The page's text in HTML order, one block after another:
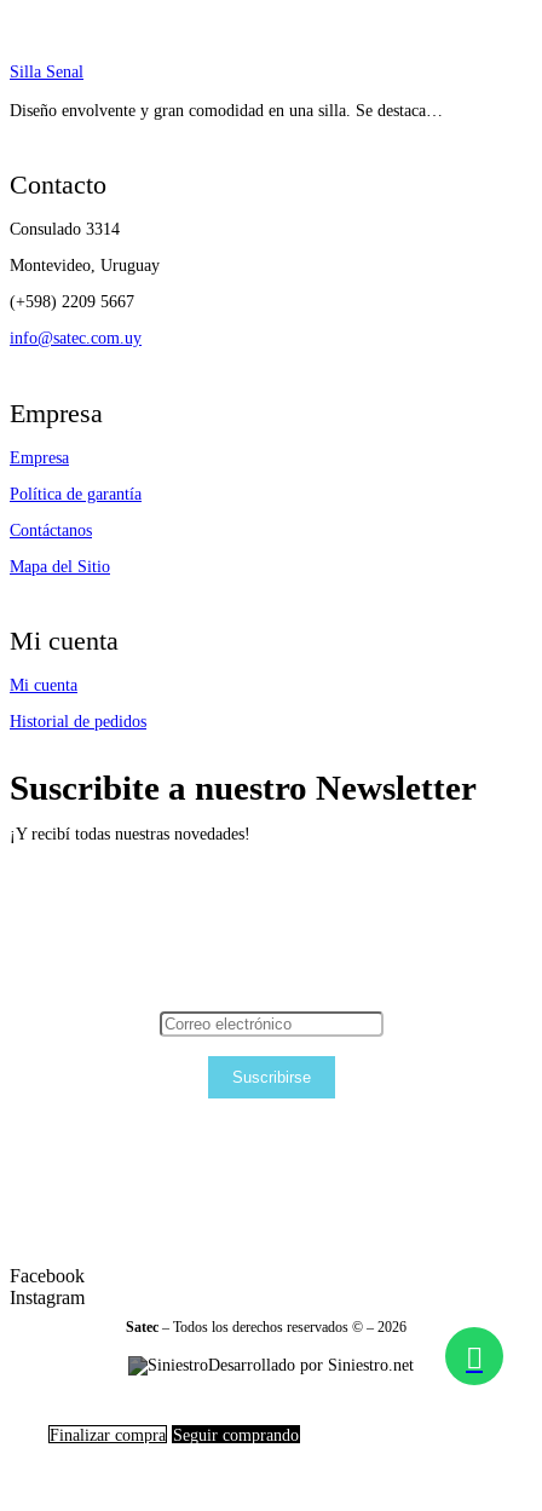
Silla Senal
Diseño envolvente y gran comodidad en una silla. Se destaca…
Contacto
Consulado 3314
Montevideo, Uruguay
(+598) 2209 5667
info@satec.com.uy
Empresa
Empresa
Política de garantía
Contáctanos
Mapa del Sitio
Mi cuenta
Mi cuenta
Historial de pedidos
Suscribite a nuestro Newsletter
¡Y recibí todas nuestras novedades!
Suscribirse
Facebook
Instagram
Satec – Todos los derechos reservados © – 2026
Desarrollado por Siniestro.net
Finalizar compra Seguir comprando